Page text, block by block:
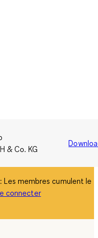
& Co. KG
membres cumulent le
connecter